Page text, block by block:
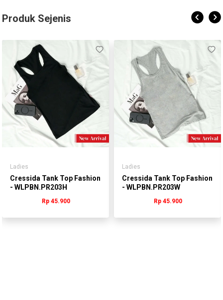
Produk Sejenis
Ladies
Cressida Tank Top Fashion
- WLPBN.PR203H
Rp 45.900
Ladies
Cressida Tank Top Fashion
- WLPBN.PR203W
Rp 45.900